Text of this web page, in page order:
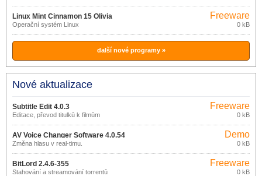
Linux Mint Cinnamon 15 Olivia
Operační systém Linux
Freeware
0 kB
další nové programy »
Nové aktualizace
Subtitle Edit 4.0.3
Editace, převod titulků k filmům
Freeware
0 kB
AV Voice Changer Software 4.0.54
Změna hlasu v real-timu.
Demo
0 kB
BitLord 2.4.6-355
Stahování a streamování torrentů
Freeware
0 kB